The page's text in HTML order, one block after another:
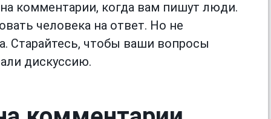
комментарии, когда вам пишут люди.
человека на ответ. Но не
Старайтесь, чтобы ваши вопросы
дискуссию.